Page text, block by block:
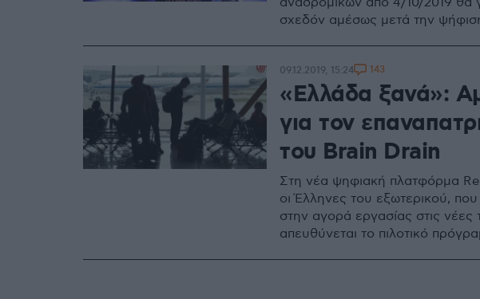
σχεδόν αμέσως μετά την
«Ελλάδα ξανά»:
για τον
του Brain Drain
Στη νέα ψηφιακή πλατφόρμα
οι Έλληνες του εξωτερικού,
στην αγορά εργασίας στις νέες
απευθύνεται το πιλοτικό
09.12.2019, 15:24 143